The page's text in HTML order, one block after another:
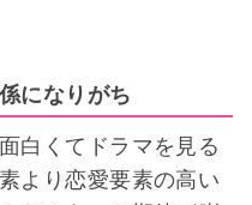
になりがち
白くてドラマを見る
より恋愛要素の高い